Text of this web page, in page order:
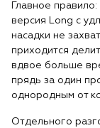
Главное
версия Long с
насадки не
приходится
вдвое больше
прядь за один
однородным от
Отдельного